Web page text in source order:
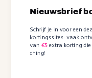
Nieuwsbrief
Schrijf je in voor een
kortingssites: vaak
van€5extra korting
ching!